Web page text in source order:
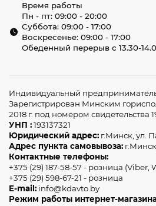
Время работы
Пн - пт: 09:00 - 20:00
Суббота: 09:00 - 17:00
Воскресенье: 09:00 - 17:00
Обеденный перерыв с 13.30-
Индивидуальный
Зарегистрирован Минским
2018 г. под номером свидетельства
УНП :193137321
Юридический адрес: г.Минск, ул.
Адрес пункта самовывоза:
Контактные телефоны:
+375 (29) 187-58-57 - розница (Viber,
+375 (29) 598-67-21 - розница
E-mail: info@kdavto.by
Режим работы интернет-